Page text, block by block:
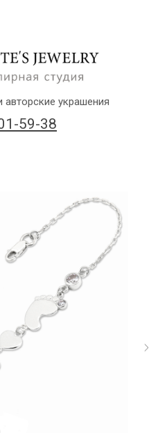
звонок
59-38
по России)
украшения